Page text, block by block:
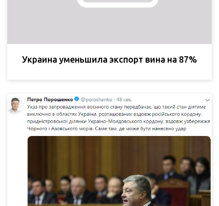
Украина уменьшила экспорт вина на 87%